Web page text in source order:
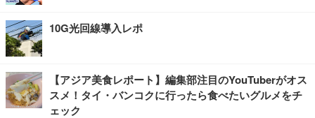
10G光回線導入レポ
【アジア美食レポート】編集部注目のYouTuberがオス
スメ！タイ・バンコクに行ったら食べたいグルメをチ
ェック